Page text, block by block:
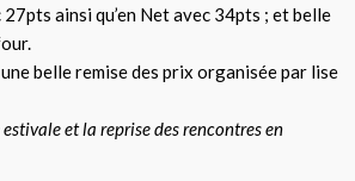
ainsi qu’en Net avec 34pts ; et belle
belle remise des prix organisée par lise
et la reprise des rencontres en